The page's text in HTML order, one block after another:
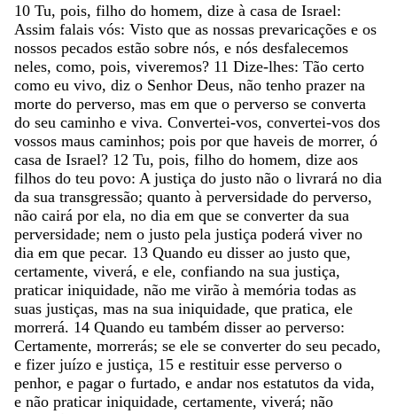
10 Tu, pois, filho do homem, dize à casa de Israel:
Assim falais vós: Visto que as nossas prevaricações e os
nossos pecados estão sobre nós, e nós desfalecemos
neles, como, pois, viveremos? 11 Dize-lhes: Tão certo
como eu vivo, diz o Senhor Deus, não tenho prazer na
morte do perverso, mas em que o perverso se converta
do seu caminho e viva. Convertei-vos, convertei-vos dos
vossos maus caminhos; pois por que haveis de morrer, ó
casa de Israel? 12 Tu, pois, filho do homem, dize aos
filhos do teu povo: A justiça do justo não o livrará no dia
da sua transgressão; quanto à perversidade do perverso,
não cairá por ela, no dia em que se converter da sua
perversidade; nem o justo pela justiça poderá viver no
dia em que pecar. 13 Quando eu disser ao justo que,
certamente, viverá, e ele, confiando na sua justiça,
praticar iniquidade, não me virão à memória todas as
suas justiças, mas na sua iniquidade, que pratica, ele
morrerá. 14 Quando eu também disser ao perverso:
Certamente, morrerás; se ele se converter do seu pecado,
e fizer juízo e justiça, 15 e restituir esse perverso o
penhor, e pagar o furtado, e andar nos estatutos da vida,
e não praticar iniquidade, certamente, viverá; não